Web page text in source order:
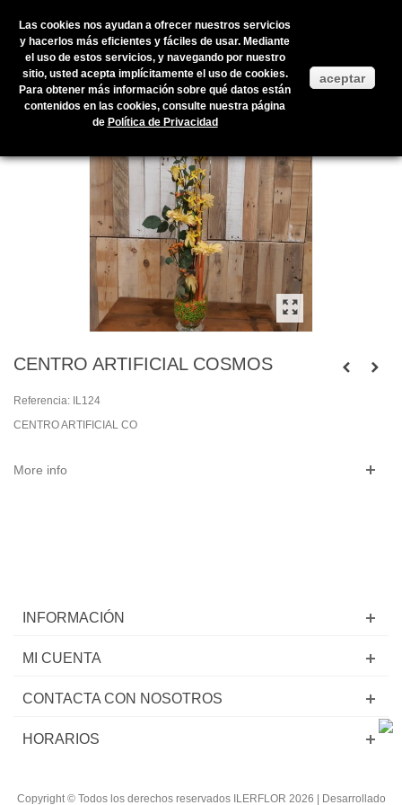
Inicio > Productos en stock > TEMÁTICAS >
CENTRO ARTIFICIAL
COSMOS
CENTRO ARTIFICIAL COSMOS
Referencia: IL124
CENTRO ARTIFICIAL CO
More info
Las cookies nos ayudan a ofrecer nuestros servicios
y hacerlos más eficientes y fáciles de usar. Mediante
el uso de estos servicios, y navegando por nuestro
sitio, usted acepta implícitamente el uso de cookies.
Para obtener más información sobre qué datos están
contenidos en las cookies, consulte nuestra página
de Política de Privacidad
aceptar
INFORMACIÓN
MI CUENTA
CONTACTA CON NOSOTROS
HORARIOS
Copyright © Todos los derechos reservados ILERFLOR 2026 | Desarrollado